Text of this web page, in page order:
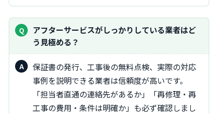
アフターサービスがしっかりしている業者はど
う見極める？
保証書の発行、工事後の無料点検、実際の対応
事例を説明できる業者は信頼度が高いです。
「担当者直通の連絡先があるか」「再修理・再
工事の費用・条件は明確か」も必ず確認しまし